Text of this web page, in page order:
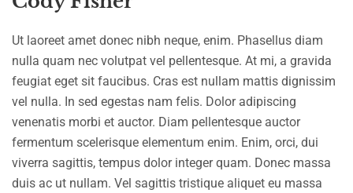
Ut laoreet amet donec nibh neque, enim. Phasellus diam
nulla quam nec volutpat vel pellentesque. At mi, a gravida
feugiat eget sit faucibus. Cras est nullam mattis dignissim
vel nulla. In sed egestas nam felis. Dolor adipiscing
venenatis morbi et auctor. Diam pellentesque auctor
fermentum scelerisque elementum enim. Enim, orci, dui
viverra sagittis, tempus dolor integer quam. Donec massa
duis ac ut nullam. Vel sagittis tristique aliquet eu massa